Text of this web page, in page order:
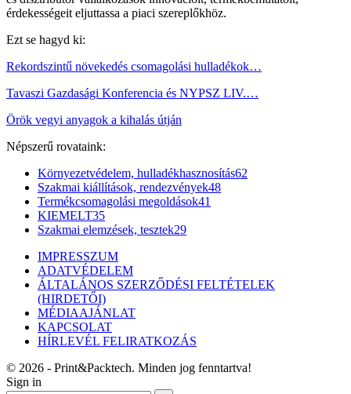
érdekességeit eljuttassa a piaci szereplőkhöz.
Ezt se hagyd ki:
Rekordszintű növekedés csomagolási hulladékok…
Tavaszi Gazdasági Konferencia és NYPSZ LIV.…
Örök vegyi anyagok a kihalás útján
Népszerű rovataink:
Környezetvédelem, hulladékhasznosítás62
Szakmai kiállítások, rendezvények48
Termékcsomagolási megoldások41
KIEMELT35
Szakmai elemzések, tesztek29
IMPRESSZUM
ADATVÉDELEM
ÁLTALÁNOS SZERZŐDÉSI FELTÉTELEK
(HIRDETŐI)
MÉDIAAJÁNLAT
KAPCSOLAT
HÍRLEVÉL FELIRATKOZÁS
© 2026 - Print&Packtech. Minden jog fenntartva!
Sign in